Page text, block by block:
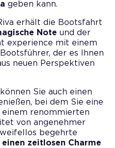
geben kann.
erhält die Bootsfahrt
Note und der
experience mit einem
der es Ihnen
neuen Perspektiven
Sie auch einen
bei dem Sie eine
einem renommierten
von angenehmer
begehrte
zeitlosen Charme